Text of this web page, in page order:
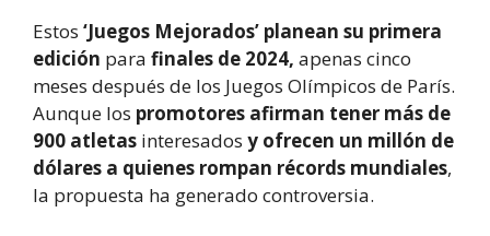
Estos ‘Juegos Mejorados’ planean su primera
edición para finales de 2024, apenas cinco
meses después de los Juegos Olímpicos de París.
Aunque los promotores afirman tener más de
900 atletas interesados y ofrecen un millón de
dólares a quienes rompan récords mundiales,
la propuesta ha generado controversia.